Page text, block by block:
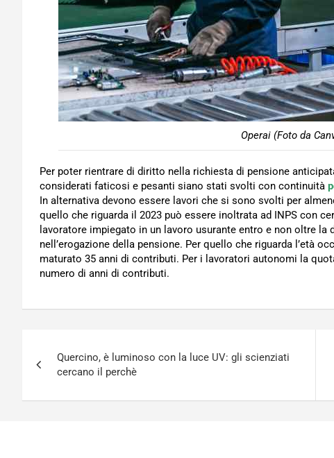
Operai (Foto da
Per poter rientrare di diritto nella richiesta di pensione
considerati faticosi e pesanti siano stati svolti con continuità
In alternativa devono essere lavori che si sono svolti per
quello che riguarda il 2023 può essere inoltrata ad INPS con
lavoratore impiegato in un lavoro usurante entro e non oltre la
nell’erogazione della pensione. Per quello che riguarda l’età
maturato 35 anni di contributi. Per i lavoratori autonomi la
numero di anni di contributi.
articoli
Quercino, è luminoso con la luce UV: gli scienziati
cercano il perchè